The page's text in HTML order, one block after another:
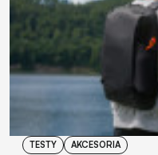
TESTY AKCESORIA